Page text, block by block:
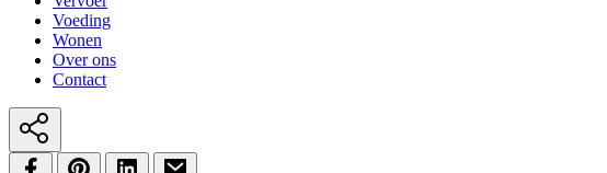
Voeding
Wonen
Over ons
Contact